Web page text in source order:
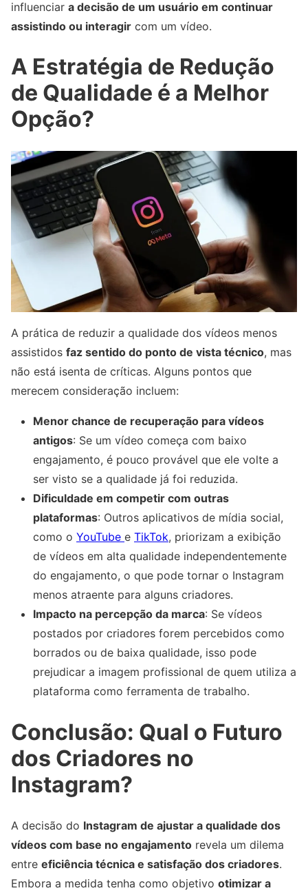
influenciar a decisão de um usuário em continuar
assistindo ou interagir com um vídeo.
A Estratégia de Redução
de Qualidade é a Melhor
Opção?
A prática de reduzir a qualidade dos vídeos menos
assistidos faz sentido do ponto de vista técnico, mas
não está isenta de críticas. Alguns pontos que
merecem consideração incluem:
Menor chance de recuperação para vídeos
antigos: Se um vídeo começa com baixo
engajamento, é pouco provável que ele volte a
ser visto se a qualidade já foi reduzida.
Dificuldade em competir com outras
plataformas: Outros aplicativos de mídia social,
como o YouTube e TikTok, priorizam a exibição
de vídeos em alta qualidade independentemente
do engajamento, o que pode tornar o Instagram
menos atraente para alguns criadores.
Impacto na percepção da marca: Se vídeos
postados por criadores forem percebidos como
borrados ou de baixa qualidade, isso pode
prejudicar a imagem profissional de quem utiliza a
plataforma como ferramenta de trabalho.
Conclusão: Qual o Futuro
dos Criadores no
Instagram?
A decisão do Instagram de ajustar a qualidade dos
vídeos com base no engajamento revela um dilema
entre eficiência técnica e satisfação dos criadores.
Embora a medida tenha como objetivo otimizar a